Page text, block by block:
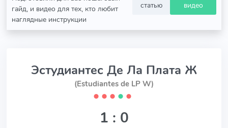
гайд, и видео для тех, кто любит
наглядные инструкции
статью
видео
Эстудиантес Де Ла Плата Ж
(Estudiantes de LP W)
⬤ ⬤ ⬤ ⬤ ⬤
1 : 0